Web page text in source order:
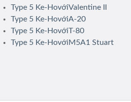
Type 5 Ke-HovớiValentine II
Type 5 Ke-HovớiA-20
Type 5 Ke-HovớiT-80
Type 5 Ke-HovớiM5A1 Stuart